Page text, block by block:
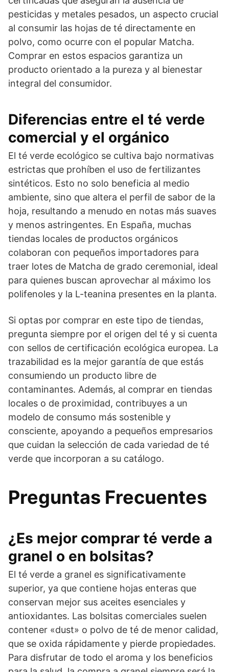
pesticidas y metales pesados, un aspecto crucial
al consumir las hojas de té directamente en
polvo, como ocurre con el popular Matcha.
Comprar en estos espacios garantiza un
producto orientado a la pureza y al bienestar
integral del consumidor.
Diferencias entre el té verde
comercial y el orgánico
El té verde ecológico se cultiva bajo normativas
estrictas que prohíben el uso de fertilizantes
sintéticos. Esto no solo beneficia al medio
ambiente, sino que altera el perfil de sabor de la
hoja, resultando a menudo en notas más suaves
y menos astringentes. En España, muchas
tiendas locales de productos orgánicos
colaboran con pequeños importadores para
traer lotes de Matcha de grado ceremonial, ideal
para quienes buscan aprovechar al máximo los
polifenoles y la L-teanina presentes en la planta.
Si optas por comprar en este tipo de tiendas,
pregunta siempre por el origen del té y si cuenta
con sellos de certificación ecológica europea. La
trazabilidad es la mejor garantía de que estás
consumiendo un producto libre de
contaminantes. Además, al comprar en tiendas
locales o de proximidad, contribuyes a un
modelo de consumo más sostenible y
consciente, apoyando a pequeños empresarios
que cuidan la selección de cada variedad de té
verde que incorporan a su catálogo.
Preguntas Frecuentes
¿Es mejor comprar té verde a
granel o en bolsitas?
El té verde a granel es significativamente
superior, ya que contiene hojas enteras que
conservan mejor sus aceites esenciales y
antioxidantes. Las bolsitas comerciales suelen
contener «dust» o polvo de té de menor calidad,
que se oxida rápidamente y pierde propiedades.
Para disfrutar de todo el aroma y los beneficios